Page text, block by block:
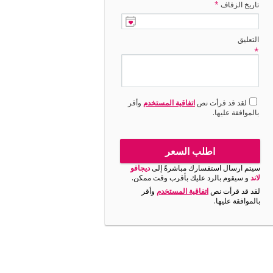
تاريخ الزفاف *
التعليق
*
لقد قد قرأت نصاتفاقية المستخدم وأقر
بالموافقة عليها.
اطلب السعر
سيتم ارسال استفسارك مباشرةً إلىديجافو
لاند و سيقوم بالرد عليك بأقرب وقت ممكن.
لقد قد قرأت نصاتفاقية المستخدم وأقر
بالموافقة عليها.